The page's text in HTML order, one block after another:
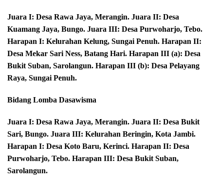
Juara I: Desa Rawa Jaya, Merangin. Juara II: Desa
Kuamang Jaya, Bungo. Juara III: Desa Purwoharjo, Tebo.
Harapan I: Kelurahan Kelung, Sungai Penuh. Harapan II:
Desa Mekar Sari Ness, Batang Hari. Harapan III (a): Desa
Bukit Suban, Sarolangun. Harapan III (b): Desa Pelayang
Raya, Sungai Penuh.
Bidang Lomba Dasawisma
Juara I: Desa Rawa Jaya, Merangin. Juara II: Desa Bukit
Sari, Bungo. Juara III: Kelurahan Beringin, Kota Jambi.
Harapan I: Desa Koto Baru, Kerinci. Harapan II: Desa
Purwoharjo, Tebo. Harapan III: Desa Bukit Suban,
Sarolangun.